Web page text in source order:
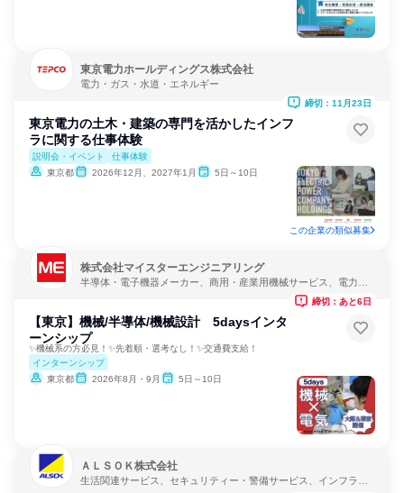
東京電力ホールディングス株式会社
電力・ガス・水道・エネルギー
東京電力の土木・建築の専門を活かしたインフ
ラに関する仕事体験
説明会・イベント
仕事体験
東京都
2026年12月、2027年1月 5日～10日
締切：11月23日
この企業の類似募集
株式会社マイスターエンジニアリング
半導体・電子機器メーカー、商用・産業用機械サービス、電力・
【東京】機械/半導体/機械設計 5daysインタ
ーンシップ
✨機械系の方必見！✨先着順・選考なし！✨交通費支給！
インターンシップ
東京都
2026年8月・9月 5日～10日
締切：あと6日
ＡＬＳＯＫ株式会社
生活関連サービス、セキュリティー・警備サービス、インフラ・